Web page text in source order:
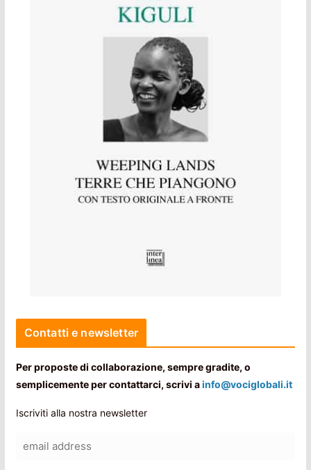
Contatti e newsletter
Per proposte di collaborazione, sempre gradite, o
semplicemente per contattarci, scrivi ainfo@vociglobali.it
Iscriviti alla nostra newsletter